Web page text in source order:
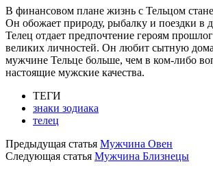
В финансовом плане жизнь с Тельцом
Он обожает природу, рыбалку и поездки в
Телец отдает предпочтение героям
великих личностей. Он любит сытную
мужчине Тельце больше, чем в ком-либо
настоящие мужские качества.
ТЕГИ
знаки зодиака
телец
Предыдущая статья Мужчина Овен
Следующая статья Мужчина Близнецы